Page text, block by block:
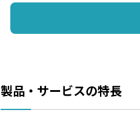
製品・サービスの特長